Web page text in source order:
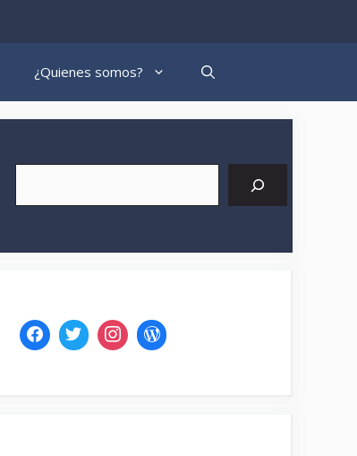
¿Quienes somos?